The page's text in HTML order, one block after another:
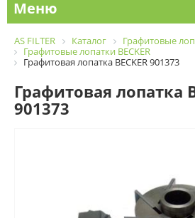
Меню
AS FILTER Каталог
Графитовые
Графитовые лопатки BECKER
Графитовая лопатка BECKER 901373
Графитовая лопатка
901373